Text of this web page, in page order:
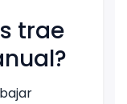
trae